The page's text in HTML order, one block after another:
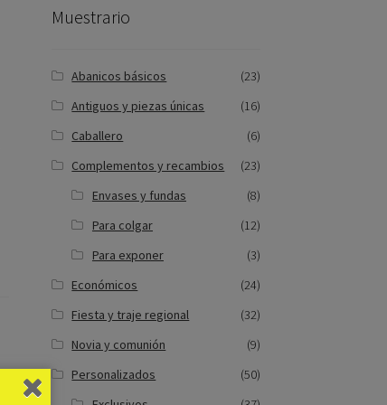
Muestrario
Abanicos básicos
(23)
Antiguos y piezas únicas
(16)
Caballero
(6)
Complementos y recambios
(23)
Envases y fundas
(8)
Para colgar
(12)
Para exponer
(3)
Económicos
(24)
Fiesta y traje regional
(32)
Novia y comunión
(9)
Personalizados
(50)